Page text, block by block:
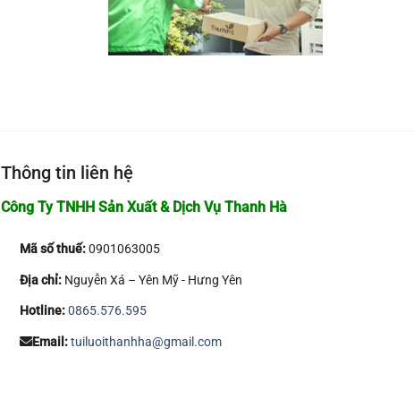
Thông tin liên hệ
Công Ty TNHH Sản Xuất & Dịch Vụ Thanh Hà
Mã số thuế:0901063005
Địa chỉ:Nguyễn Xá – Yên Mỹ - Hưng Yên
Hotline:0865.576.595
Email:tuiluoithanhha@gmail.com